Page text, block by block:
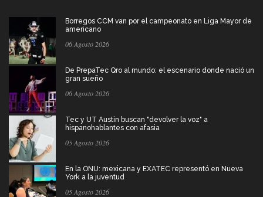
Borregos CCM van por el campeonato en Liga Mayor de
americano
06 Agosto 2026
De PrepaTec Qro al mundo: el escenario donde nació un
gran sueño
06 Agosto 2026
Tec y UT Austin buscan "devolver la voz" a
hispanohablantes con afasia
05 Agosto 2026
En la ONU: mexicana y EXATEC representó en Nueva
York a la juventud
05 Agosto 2026